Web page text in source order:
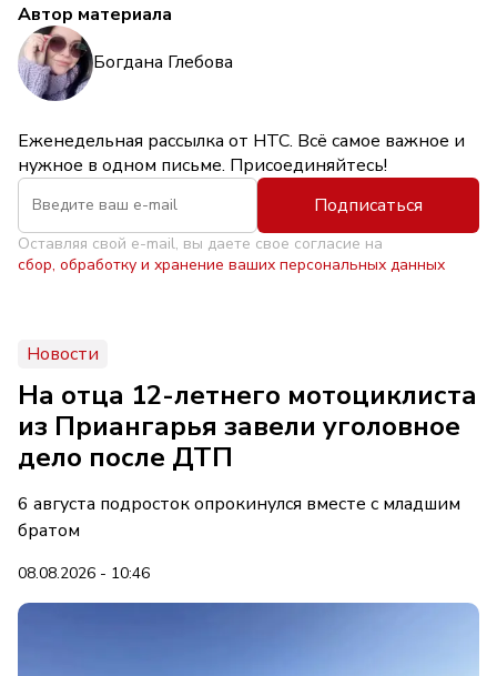
Автор материала
Богдана Глебова
Еженедельная рассылка от НТС. Всё самое важное и
нужное в одном письме. Присоединяйтесь!
Подписаться
Оставляя свой e-mail, вы даете свое согласие на
сбор, обработку и хранение ваших персональных данных
Новости
На отца 12-летнего мотоциклиста
из Приангарья завели уголовное
дело после ДТП
6 августа подросток опрокинулся вместе с младшим
братом
08.08.2026 - 10:46